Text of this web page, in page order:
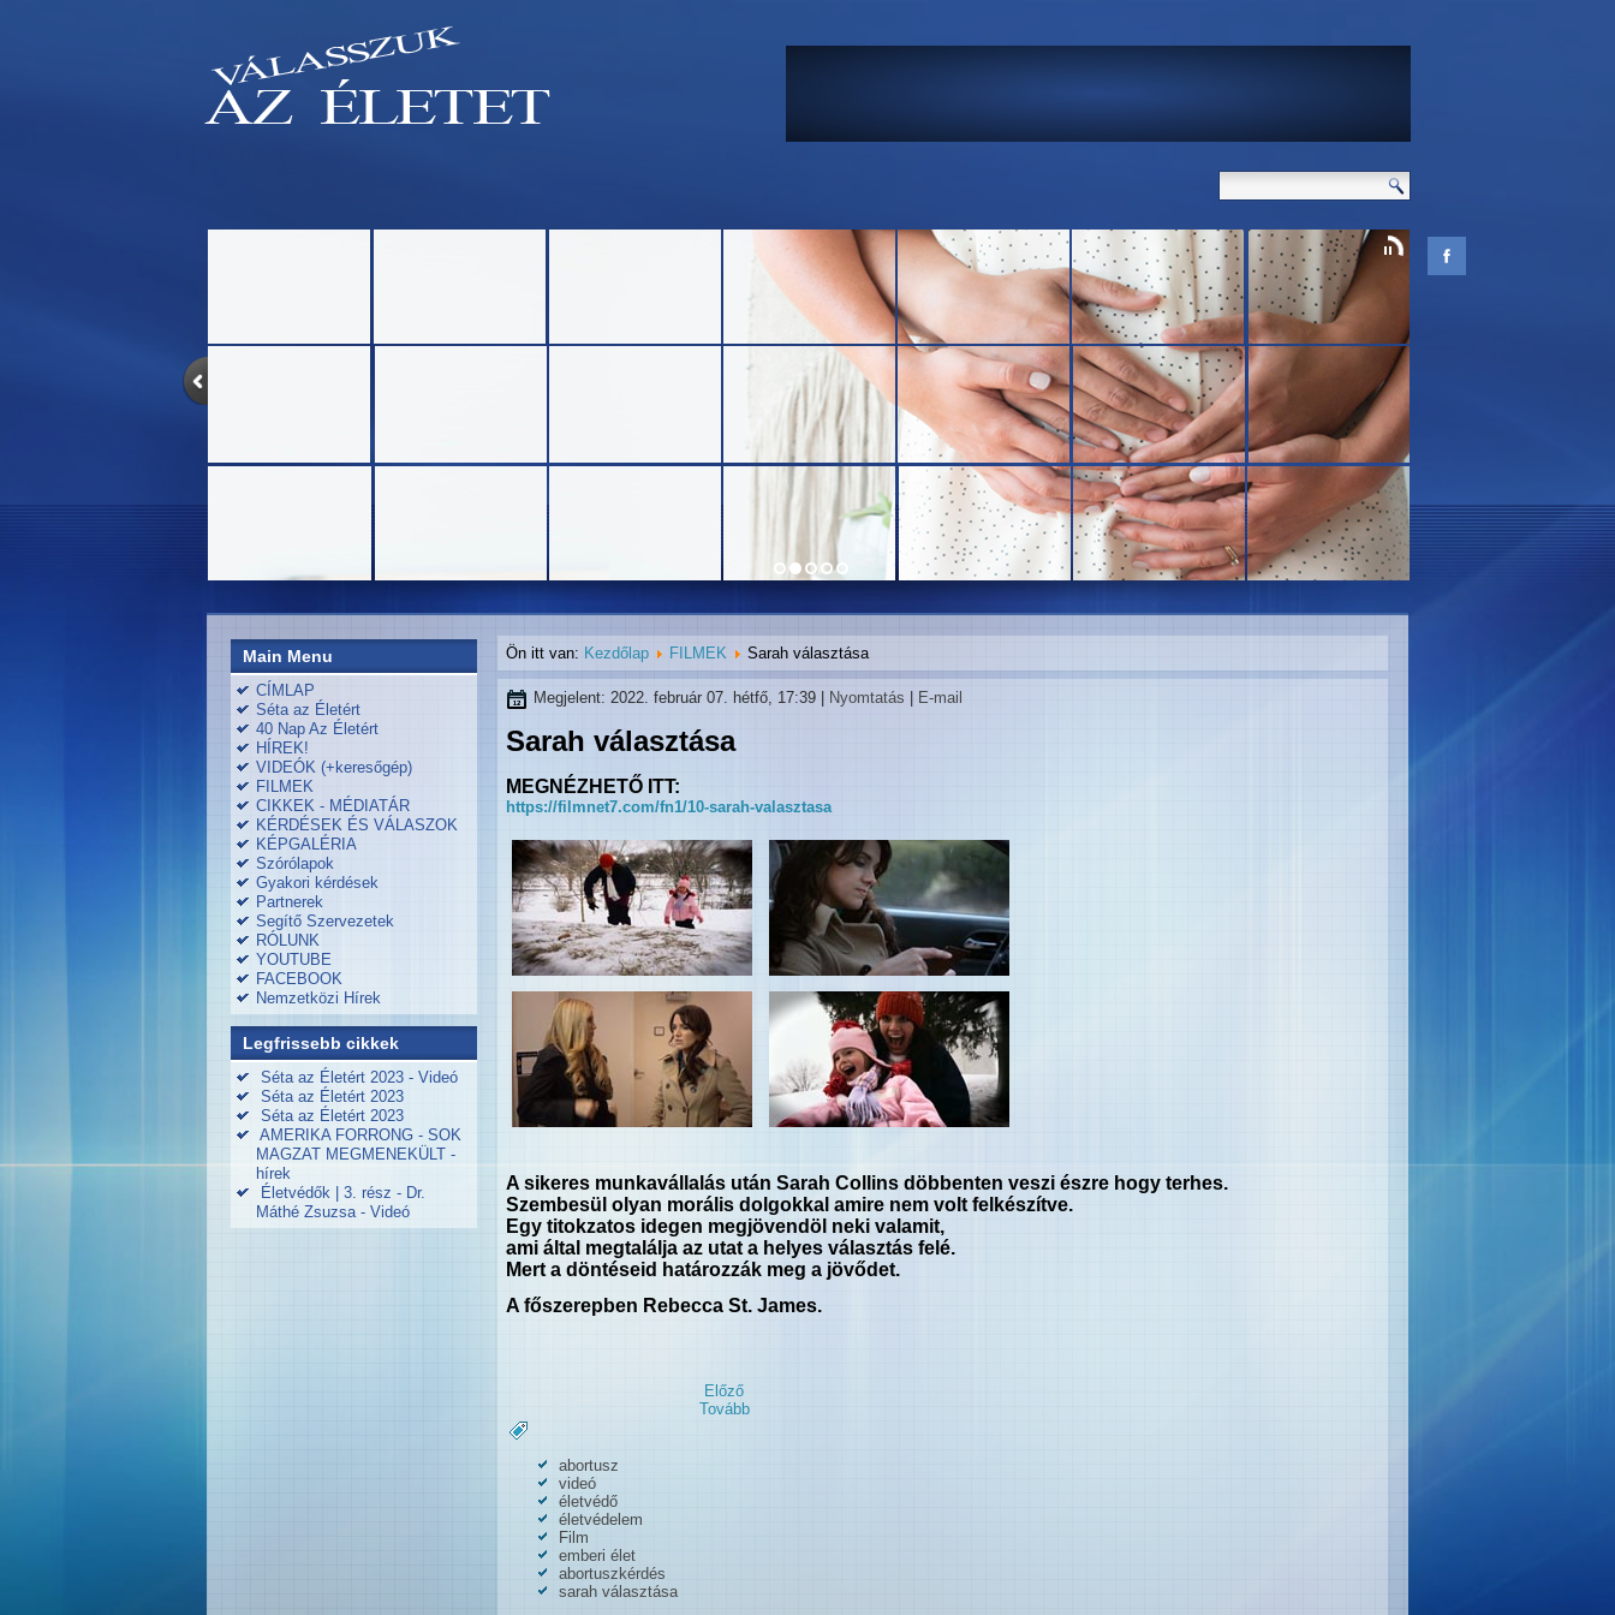
Main Menu
CÍMLAP
Séta az Életért
40 Nap Az Életért
HÍREK!
VIDEÓK (+keresőgép)
FILMEK
CIKKEK - MÉDIATÁR
KÉRDÉSEK ÉS VÁLASZOK
KÉPGALÉRIA
Szórólapok
Gyakori kérdések
Partnerek
Segítő Szervezetek
RÓLUNK
YOUTUBE
FACEBOOK
Nemzetközi Hírek
Legfrissebb cikkek
Séta az Életért 2023 - Videó
Séta az Életért 2023
Séta az Életért 2023
AMERIKA FORRONG - SOK
MAGZAT MEGMENEKÜLT -
hírek
Életvédők | 3. rész - Dr.
Máthé Zsuzsa - Videó
Ön itt van: Kezdőlap FILMEK Sarah választása
Megjelent: 2022. február 07. hétfő, 17:39 Nyomtatás E-mail
Sarah választása
MEGNÉZHETŐ ITT:
https://filmnet7.com/fn1/10-sarah-valasztasa
A sikeres munkavállalás után Sarah Collins döbbenten veszi észre hogy terhes.
Szembesül olyan morális dolgokkal amire nem volt felkészítve.
Egy titokzatos idegen megjövendöl neki valamit,
ami által megtalálja az utat a helyes választás felé.
Mert a döntéseid határozzák meg a jövődet.
A főszerepben Rebecca St. James.
Előző
Tovább
abortusz
videó
életvédő
életvédelem
Film
emberi élet
abortuszkérdés
sarah választása